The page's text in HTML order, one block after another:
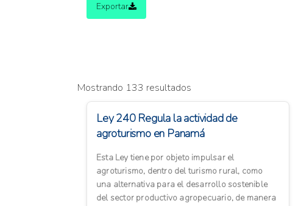
Exportar
Mostrando 133 resultados
Ley 240 Regula la actividad de
agroturismo en Panamá
Esta Ley tiene por objeto impulsar el
agroturismo, dentro del turismo rural, como
una alternativa para el desarrollo sostenible
del sector productivo agropecuario, de manera